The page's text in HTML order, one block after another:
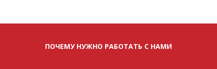
ПОЧЕМУ НУЖНО РАБОТАТЬ С НАМИ